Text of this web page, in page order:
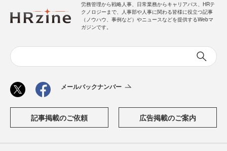
労務管理から戦略人事、日常業務からキャリアパス、HRテ
クノロジーまで、人事部や人事に関わる皆様に役立つ記事
（ノウハウ、事例など）やニュースなどを提供するWebマ
ガジンです。
メールバックナンバー
記事掲載のご依頼 広告掲載のご案内